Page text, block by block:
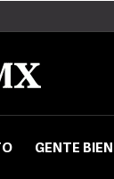
GENTE BIEN